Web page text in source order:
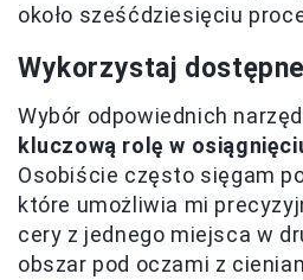
około sześćdziesięciu
Wykorzystaj
Wybór odpowiednich
kluczową rolę w
Osobiście często sięgam po
które umożliwia mi
cery z jednego miejsca w
obszar pod oczami z